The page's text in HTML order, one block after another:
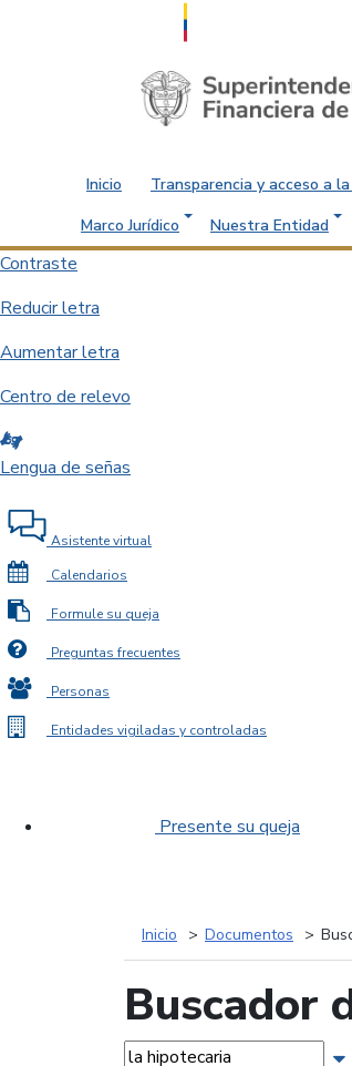
Saltar al contenido principal
Inicio Transparencia y acceso a
Marco Jurídico
Nuestra Entidad
Contraste
Reducir letra
Aumentar letra
Centro de relevo
Lengua de señas
Asistente virtual
Calendarios
Formule su queja
Preguntas frecuentes
Personas
Entidades vigiladas y controladas
Presente su queja
Inicio Documentos
Buscador
Palabras...